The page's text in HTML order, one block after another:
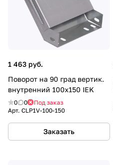
1 463 руб.
Поворот на 90 град вертик.
внутренний 100х150 IEK
0 0
Под заказ
Арт. CLP1V-100-150
Заказать